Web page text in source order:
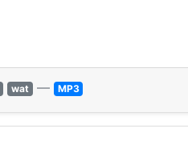
wat — MP3